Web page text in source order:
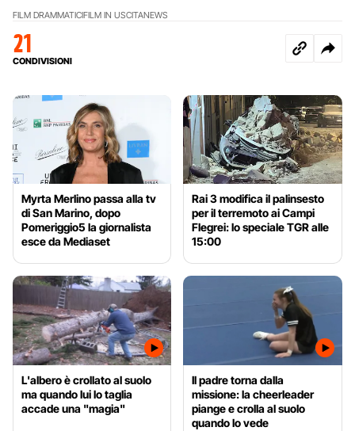
FILM DRAMMATICIFILM IN USCITANEWS
21
CONDIVISIONI
Myrta Merlino passa alla tv
di San Marino, dopo
Pomeriggio5 la giornalista
esce da Mediaset
Rai 3 modifica il palinsesto
per il terremoto ai Campi
Flegrei: lo speciale TGR alle
15:00
L'albero è crollato al suolo
ma quando lui lo taglia
accade una "magia"
Il padre torna dalla
missione: la cheerleader
piange e crolla al suolo
quando lo vede